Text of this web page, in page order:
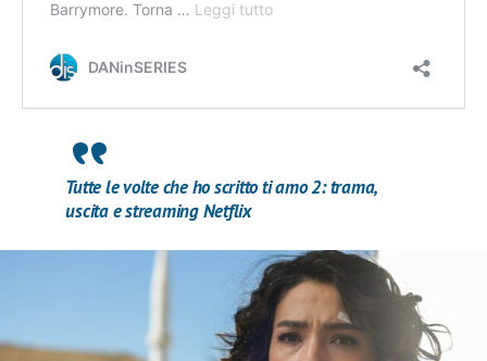
Tutte le volte che ho scritto ti amo 2: trama,
uscita e streaming Netflix